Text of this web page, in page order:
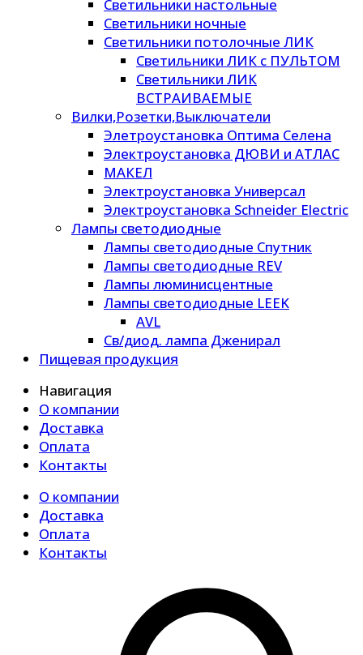
Светильники настольные
Светильники ночные
Светильники потолочные ЛИК
Светильники ЛИК с ПУЛЬТОМ
Светильники ЛИК
ВСТРАИВАЕМЫЕ
Вилки,Розетки,Выключатели
Элетроустановка Оптима Селена
Электроустановка ДЮВИ и АТЛАС
МАКЕЛ
Электроустановка Универсал
Электроустановка Schneider Electric
Лампы светодиодные
Лампы светодиодные Спутник
Лампы светодиодные REV
Лампы люминисцентные
Лампы светодиодные LEEK
AVL
Св/диод. лампа Дженирал
Пищевая продукция
Навигация
О компании
Доставка
Оплата
Контакты
О компании
Доставка
Оплата
Контакты